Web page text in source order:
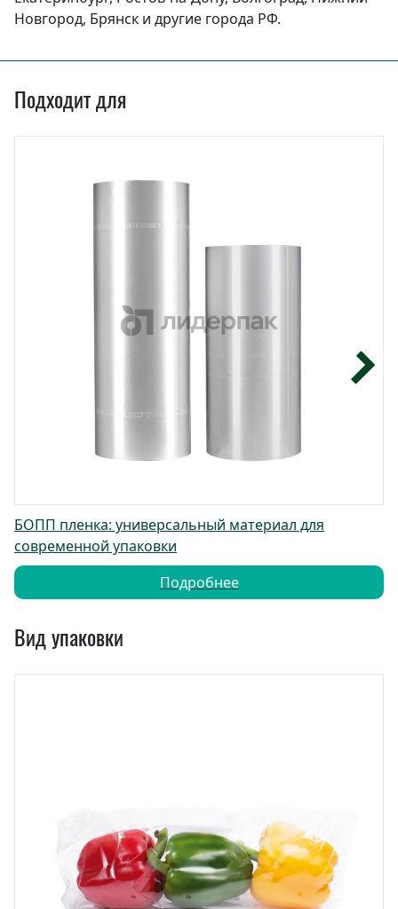
Новгород, Брянск и другие города РФ.
Подходит для
БОПП пленка: универсальный материал для
современной упаковки
Подробнее
Вид упаковки